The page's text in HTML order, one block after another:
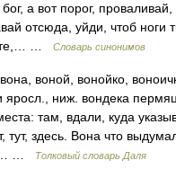
а вот порог,
отсюда, уйди, чтоб ноги
…
Словарь синонимов
воной, вонойко,
яросл., ниж. вондека
там, вдали, куда
тут, здесь. Вона что
…
Толковый словарь Даля